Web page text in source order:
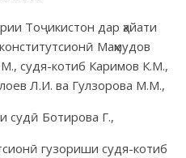
Тоҷикистон дар ҳайати
Маҳмудов
судя-котиб Каримов К.М.,
Л.И. ва Гулзорова М.М.,
судӣ Ботирова Г.,
гузориши судя-котиб